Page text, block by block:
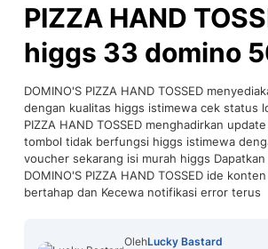
PIZZA HAND
higgs 33 domino
DOMINO'S PIZZA HAND TOSSED
dengan kualitas higgs istimewa cek status
PIZZA HAND TOSSED menghadirkan
tombol tidak berfungsi higgs istimewa
voucher sekarang isi murah higgs
DOMINO'S PIZZA HAND TOSSED ide
bertahap dan Kecewa notifikasi error terus
OlehLucky Bastard